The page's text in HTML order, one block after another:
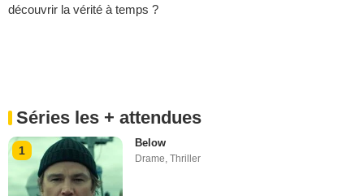
découvrir la vérité à temps ?
Séries les + attendues
1
Below
Drame ,Thriller